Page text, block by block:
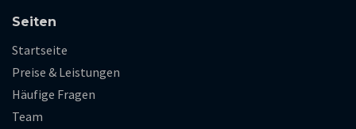
Seiten
Startseite
Preise & Leistungen
Häufige Fragen
Team